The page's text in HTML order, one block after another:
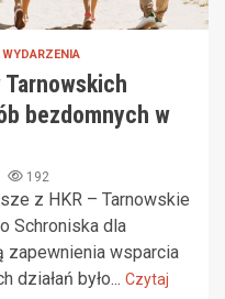
WYDARZENIA
bezdomnych w
192
z HKR – Tarnowskie
Schroniska dla
zapewnienia wsparcia
działań było... Czytaj